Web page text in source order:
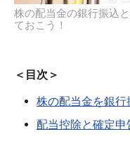
株の配当金の銀行振込
ておこう！
＜目次＞
株の配当金を銀
配当控除と確定申